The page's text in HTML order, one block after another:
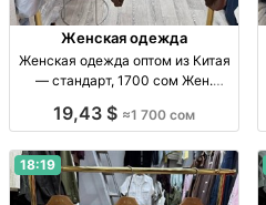
Женская одежда
Женская одежда оптом из Китая
— стандарт, 1700 сом Жен.
1700 сом, поставки по СНГ.
19,43 $ ≈1 700 сом
18:19